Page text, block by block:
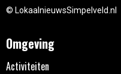
© LokaalnieuwsSimpelveld.nl
Omgeving
Activiteiten